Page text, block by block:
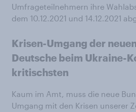
Umfrageteilnehmern ihre
dem 10.12.2021 und 14.12.2021
Krisen-Umgang der
Deutsche beim Ukraine-
kritischsten
Kaum im Amt, muss die neue
Umgang mit den Krisen unserer